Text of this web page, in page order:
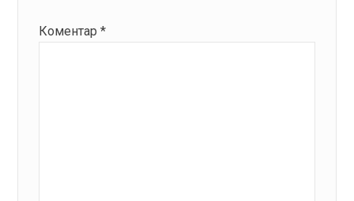
Коментар*